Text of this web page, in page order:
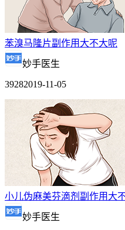
苯溴马隆片副作用大不大呢
妙手医生
39282019-11-05
小儿伪麻美芬滴剂副作用大
妙手医生